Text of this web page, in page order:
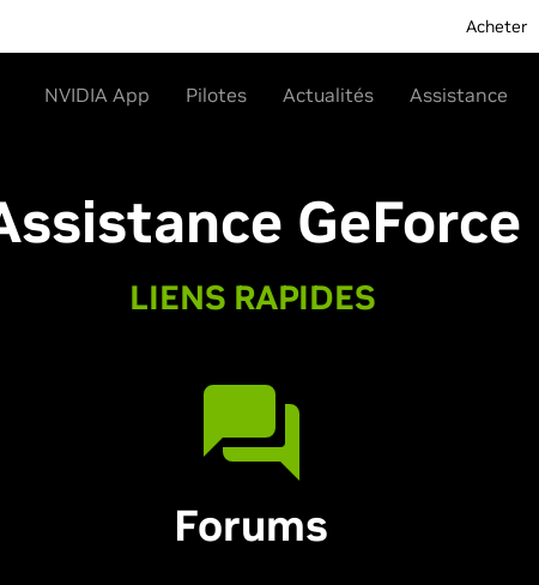
Acheter
NVIDIA App Pilotes Actualités Assistance
GeForce
LIENS RAPIDES
Forums